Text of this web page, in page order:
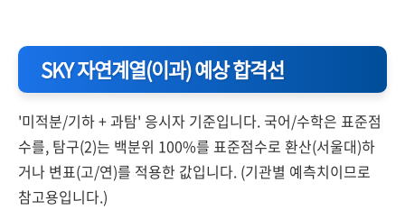
SKY 자연계열(이과) 예상 합격선
'미적분/기하 + 과탐' 응시자 기준입니다. 국어/수학은 표준점
수를, 탐구(2)는 백분위 100%를 표준점수로 환산(서울대)하
거나 변표(고/연)를 적용한 값입니다. (기관별 예측치이므로
참고용입니다.)